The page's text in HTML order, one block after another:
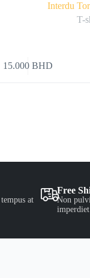
Interdu
T-
15.000BHD
at
Free
Non
imperdiet